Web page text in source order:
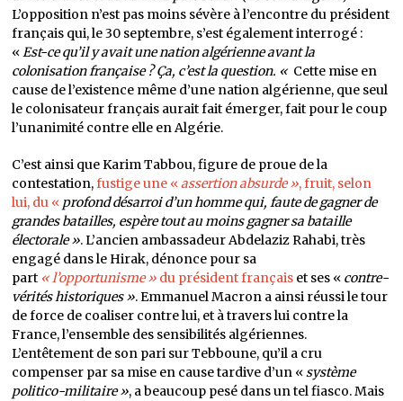
L’opposition n’est pas moins sévère à l’encontre du président
français qui, le 30 septembre, s’est également interrogé :
«Est-ce qu’il y avait une nation algérienne avant la
colonisation française ? Ça, c’est la question. « Cette mise en
cause de l’existence même d’une nation algérienne, que seul
le colonisateur français aurait fait émerger, fait pour le coup
l’unanimité contre elle en Algérie.
C’est ainsi que Karim Tabbou, figure de proue de la
contestation,fustige une «assertion absurde », fruit, selon
lui, du « profond désarroi d’un homme qui, faute de gagner de
grandes batailles, espère tout au moins gagner sa bataille
électorale ». L’ancien ambassadeur Abdelaziz Rahabi, très
engagé dans le Hirak, dénonce pour sa
part « l’opportunisme » du président français et ses « contre-
vérités historiques ». Emmanuel Macron a ainsi réussi le tour
de force de coaliser contre lui, et à travers lui contre la
France, l’ensemble des sensibilités algériennes.
L’entêtement de son pari sur Tebboune, qu’il a cru
compenser par sa mise en cause tardive d’un «système
politico-militaire », a beaucoup pesé dans un tel fiasco. Mais